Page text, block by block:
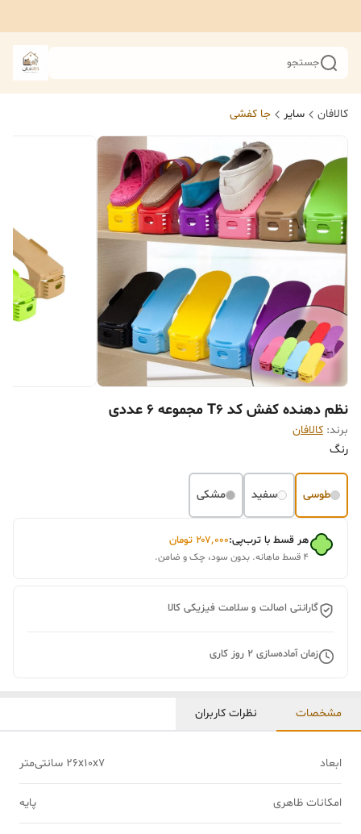
جستجو
کالافان سایر جا کفشی
نظم دهنده کفش کد T6 مجموعه 6 عددی
برند: کالافان
رنگ
طوسی سفید مشکی
هر قسط با ترب‌پی:۲۰۷٬۰۰۰ تومان
۴ قسط ماهانه. بدون سود، چک و ضامن.
گارانتی اصالت و سلامت فیزیکی کالا
زمان آماده‌سازی 2 روز کاری
مشخصات نظرات کاربران
ابعاد 26x10x7 سانتی‌متر
امکانات ظاهری پایه